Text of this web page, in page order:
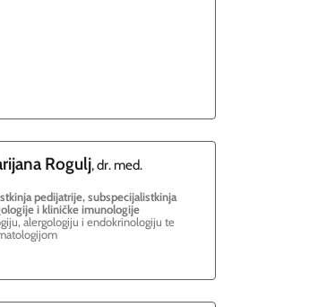
Rogulj, dr. med.
pedijatrije, subspecijalistkinja
i kliničke imunologije
alergologiju i endokrinologiju te